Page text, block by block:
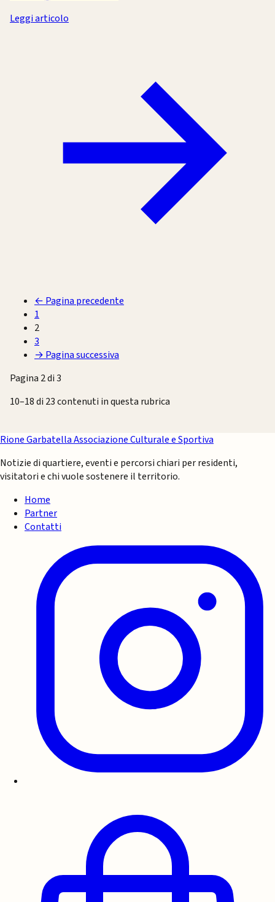
Leggi articolo
← Pagina precedente
1
2
3
→ Pagina successiva
Pagina 2 di 3
10–18 di 23 contenuti in questa rubrica
Rione GarbatellaAssociazione Culturale e Sportiva
Notizie di quartiere, eventi e percorsi chiari per residenti,
visitatori e chi vuole sostenere il territorio.
Home
Partner
Contatti